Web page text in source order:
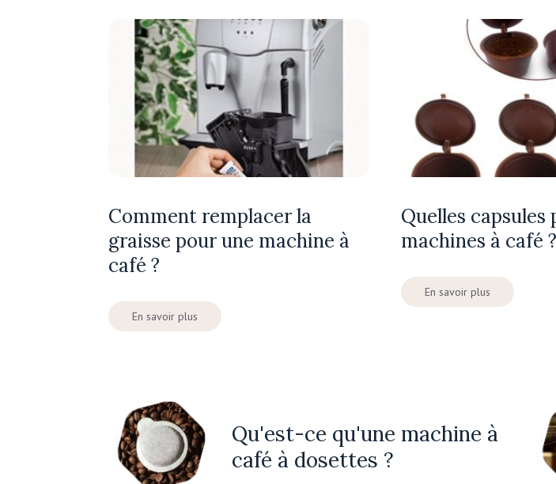
Comment remplacer la
graisse pour une machine à
café ?
En savoir plus
Quelles capsules
machines à café ?
En savoir plus
Qu'est-ce qu'une machine à
café à dosettes ?